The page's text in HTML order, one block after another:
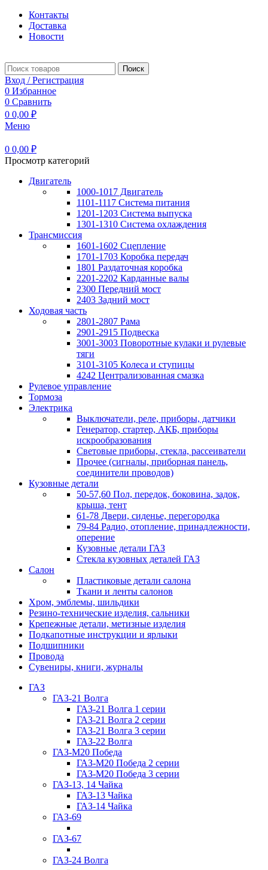
Контакты
Доставка
Новости
Поиск
Вход / Регистрация
0 Избранное
0 Сравнить
0 0,00 ₽
Меню
0 0,00 ₽
Просмотр категорий
Двигатель
1000-1017 Двигатель
1101-1117 Система питания
1201-1203 Система выпуска
1301-1310 Система охлаждения
Трансмиссия
1601-1602 Сцепление
1701-1703 Коробка передач
1801 Раздаточная коробка
2201-2202 Карданные валы
2300 Передний мост
2403 Задний мост
Ходовая часть
2801-2807 Рама
2901-2915 Подвеска
3001-3003 Поворотные кулаки и рулевые
тяги
3101-3105 Колеса и ступицы
4242 Централизованная смазка
Рулевое управление
Тормоза
Электрика
Выключатели, реле, приборы, датчики
Генератор, стартер, АКБ, приборы
искрообразования
Световые приборы, стекла, рассеиватели
Прочее (сигналы, приборная панель,
соединители проводов)
Кузовные детали
50-57,60 Пол, передок, боковина, задок,
крыша, тент
61-78 Двери, сиденье, перегородка
79-84 Радио, отопление, принадлежности,
оперение
Кузовные детали ГАЗ
Стекла кузовных деталей ГАЗ
Салон
Пластиковые детали салона
Ткани и ленты салонов
Хром, эмблемы, шильдики
Резино-технические изделия, сальники
Крепежные детали, метизные изделия
Подкапотные инструкции и ярлыки
Подшипники
Провода
Сувениры, книги, журналы
ГАЗ
ГАЗ-21 Волга
ГАЗ-21 Волга 1 серии
ГАЗ-21 Волга 2 серии
ГАЗ-21 Волга 3 серии
ГАЗ-22 Волга
ГАЗ-М20 Победа
ГАЗ-М20 Победа 2 серии
ГАЗ-М20 Победа 3 серии
ГАЗ-13, 14 Чайка
ГАЗ-13 Чайка
ГАЗ-14 Чайка
ГАЗ-69
ГАЗ-67
ГАЗ-24 Волга